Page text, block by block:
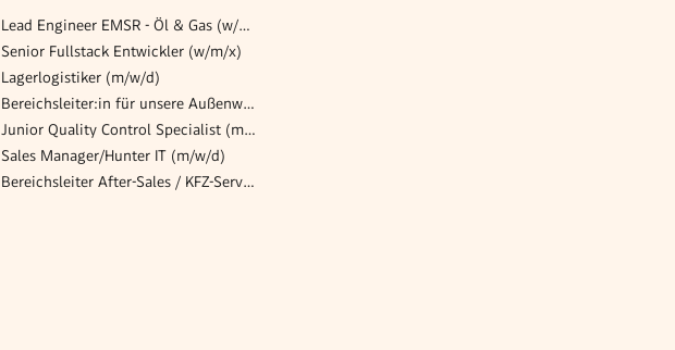
Lead Engineer EMSR - Öl & Gas (w/m/d)
Senior Fullstack Entwickler (w/m/x)
Lagerlogistiker (m/w/d)
Bereichsleiter:in für unsere Außenwohngruppen
Junior Quality Control Specialist (m/f/d)
Sales Manager/Hunter IT (m/w/d)
Bereichsleiter After-Sales / KFZ-Service (m/w/x)